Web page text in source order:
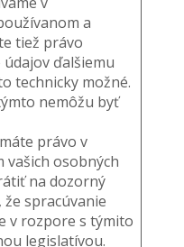
a
tiež právo
ďalšiemu
technicky možné.
nemôžu byť
právo v
vašich osobných
na dozorný
spracúvanie
v rozpore s týmito
legislatívou.